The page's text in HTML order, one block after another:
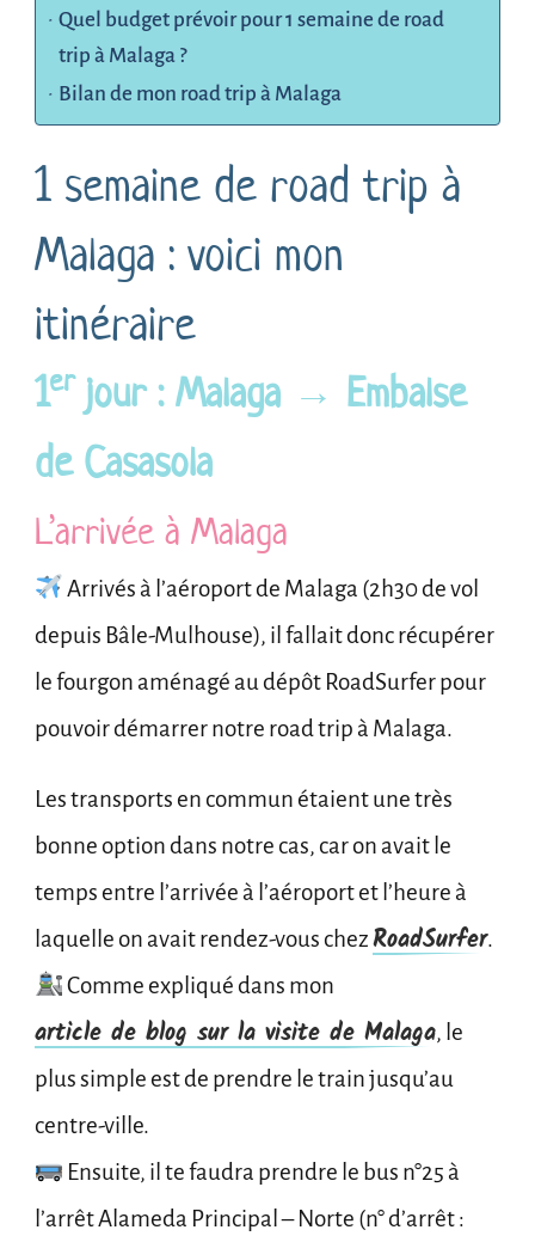
Quel budget prévoir pour 1 semaine de road
trip à Malaga ?
Bilan de mon road trip à Malaga
1 semaine de road trip à
Malaga : voici mon
itinéraire
1erjour : Malaga → Embalse
de Casasola
L’arrivée à Malaga
Arrivés à l’aéroport de Malaga (2h30 de vol
depuis Bâle-Mulhouse), il fallait donc récupérer
le fourgon aménagé au dépôt RoadSurfer pour
pouvoir démarrer notre road trip à Malaga.
Les transports en commun étaient une très
bonne option dans notre cas, car on avait le
temps entre l’arrivée à l’aéroport et l’heure à
laquelle on avait rendez-vous chezRoadSurfer.
Comme expliqué dans mon
article de blog sur la visite de Malaga, le
plus simple est de prendre le train jusqu’au
centre-ville.
Ensuite, il te faudra prendre le bus n°25 à
l’arrêt Alameda Principal – Norte (n° d’arrêt :